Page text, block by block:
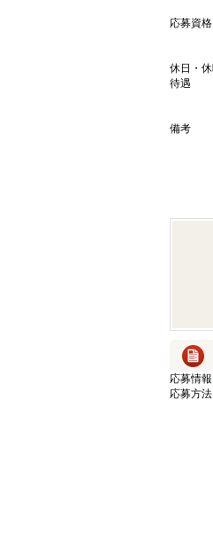
応募資
休日・
待遇
備考
応募情報
応募方法